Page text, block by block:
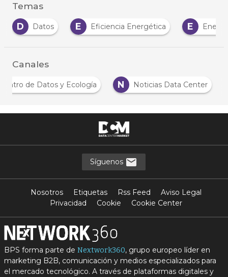
Temas
D
Datos E Eficiencia Energética E Energía
Canales
Centro de Datos y Ecología N Noticias Data Center
Síguenos
Nosotros Etiquetas Rss Feed
Aviso Legal
Privacidad
Cookie Cookie Center
BPS forma parte de Nextwork360, grupo europeo líder en
marketing B2B, comunicación y medios especializados para
el mercado tecnológico. A través de plataformas digitales y